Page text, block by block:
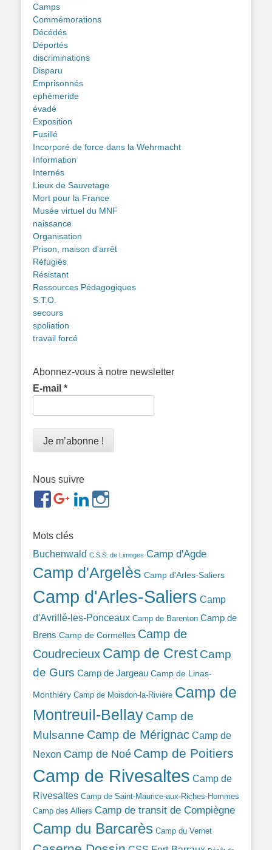
Camps
Commémorations
Décédés
Déportés
discriminations
Disparu
Emprisonnés
ephémeride
évadé
Exposition
Fusillé
Incorporé de force dans la Wehrmacht
Information
Internés
Lieux de Sauvetage
Mort pour la France
Musée virtuel du MNF
naissance
Organisation
Prison, maison d'arrêt
Réfugiés
Résistant
Ressources Pédagogiques
S.T.O.
secours
spoliation
travail forcé
Abonnez-vous à notre newsletter
E-mail *
Nous suivre
https://www.facebook.com/groups/
ref=br_rs
https://plus.google.com/b/
https://www.linkedin.com/in/gigi-
bonin-
Mots clés
Buchenwald C.S.S. de Limoges Camp d'Agde
Camp d'Argelès Camp d'Arles-Saliers
Camp d'Arles-Saliers Camp
d'Avrillé-les-Ponceaux Camp de Barenton Camp de
Brens Camp de Cormelles Camp de
Coudrecieux Camp de Crest Camp
de Gurs Camp de Jargeau Camp de Linas-
Monthléry Camp de Moisdon-la-Rivière Camp de
Montreuil-Bellay Camp de
Mulsanne Camp de Mérignac Camp de
Nexon Camp de Noé Camp de Poitiers
Camp de Rivesaltes Camp de
Rivesaltes Camp de Saint-Maurice-aux-Riches-Hommes
Camp des Alliers Camp de transit de Compiègne
Camp du Barcarès Camp du Vernet